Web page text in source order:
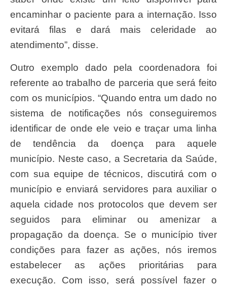
encaminhar o paciente para a internação. Isso
evitará filas e dará mais celeridade ao
atendimento”, disse.
Outro exemplo dado pela coordenadora foi
referente ao trabalho de parceria que será feito
com os municípios. “Quando entra um dado no
sistema de notificações nós conseguiremos
identificar de onde ele veio e traçar uma linha
de tendência da doença para aquele
município. Neste caso, a Secretaria da Saúde,
com sua equipe de técnicos, discutirá com o
município e enviará servidores para auxiliar o
aquela cidade nos protocolos que devem ser
seguidos para eliminar ou amenizar a
propagação da doença. Se o município tiver
condições para fazer as ações, nós iremos
estabelecer as ações prioritárias para
execução. Com isso, será possível fazer o